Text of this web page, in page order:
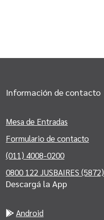
Información de contacto
Mesa de Entradas
Formulario de contacto
(011) 4008-0200
0800 122 JUSBAIRES (5872)
Descargá la App
Android